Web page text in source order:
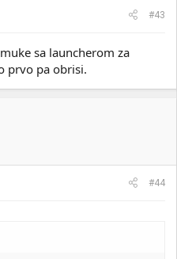
#43
sa launcherom za
prvo pa obrisi.
#44